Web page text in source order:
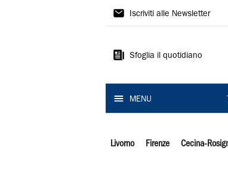
Il
Iscriviti alle Newsletter
Sfoglia il quotidiano
MENU
Livorno Firenze Cecina-